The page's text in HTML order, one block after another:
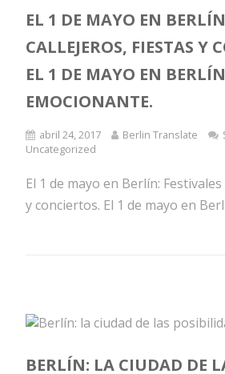
EL 1 DE MAYO EN
CALLEJEROS, FIESTAS Y
EL 1 DE MAYO EN
EMOCIONANTE.
abril 24, 2017 Berlin Translate
Uncategorized
El 1 de mayo en Berlín:
y conciertos. El 1 de mayo en
BERLÍN: LA CIUDAD DE